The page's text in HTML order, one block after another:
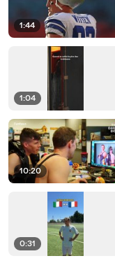
1:44
1:04
10:20
0:31